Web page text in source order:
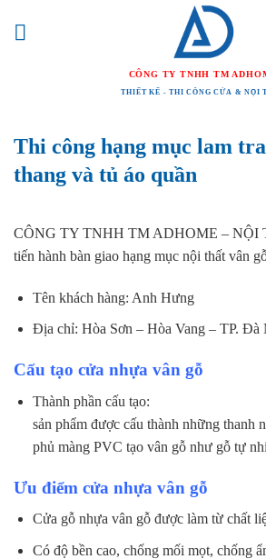
CÔNG TY TNHH TM
THIẾT KẾ - THI CÔNG CỬA & NỘI
Thi công hạng mục lam
thang và tủ áo quần
CÔNG TY TNHH TM ADHOME – NỘI
tiến hành bàn giao hạng mục nội thất vân
Tên khách hàng: Anh Hưng
Địa chỉ: Hòa Sơn – Hòa Vang – TP. Đà
Cấu tạo cửa nhựa vân gỗ
Thành phần cấu tạo:
sản phẩm được cấu thành những thanh
phủ màng PVC tạo vân gỗ như gỗ tự
Ưu điểm cửa nhựa vân gỗ
Cửa gỗ nhựa vân gỗ được làm từ chất
Có độ bền cao, chống mối mọt, chống